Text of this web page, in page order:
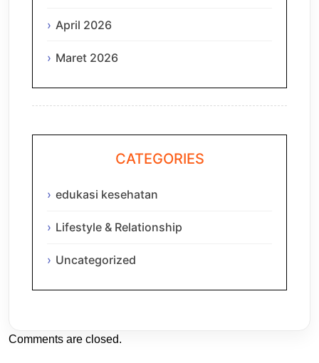
April 2026
Maret 2026
CATEGORIES
edukasi kesehatan
Lifestyle & Relationship
Uncategorized
Comments are closed.